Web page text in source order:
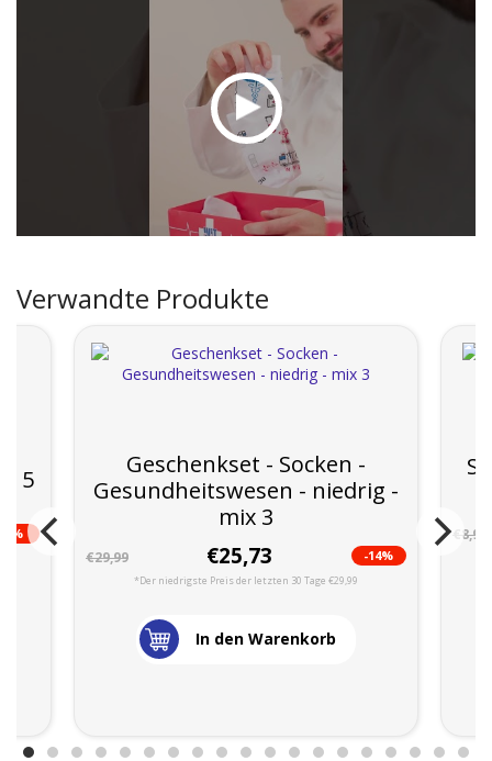
Verwandte Produkte
Geschenkset - Socken -
Gesundheitswesen - niedrig -
mix 3
€29,99 €25,73 -14%
*Der niedrigste Preis der letzten 30 Tage €29,99
In den Warenkorb
€8,99
5
-2%